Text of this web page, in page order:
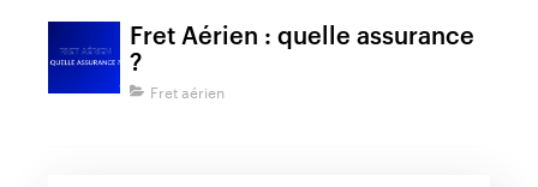
Fret Aérien : quelle assurance
?
Fret aérien